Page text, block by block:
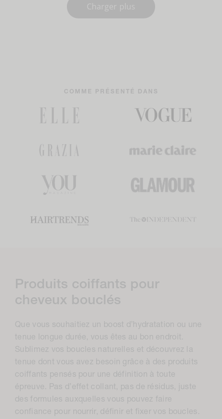
Charger plus
COMME PRÉSENTÉ DANS
C
o
l
e
c
t
i
o
Produits coiffants pour
cheveux bouclés
Que vous souhaitiez un boost d’hydratation ou une
tenue longue durée, vous êtes au bon endroit.
Sublimez vos boucles naturelles et découvrez la
tenue dont vous avez besoin grâce à des produits
coiffants pensés pour une définition à toute
épreuve. Pas d’effet collant, pas de résidus, juste
des formules auxquelles vous pouvez faire
confiance pour nourrir, définir et fixer vos boucles.